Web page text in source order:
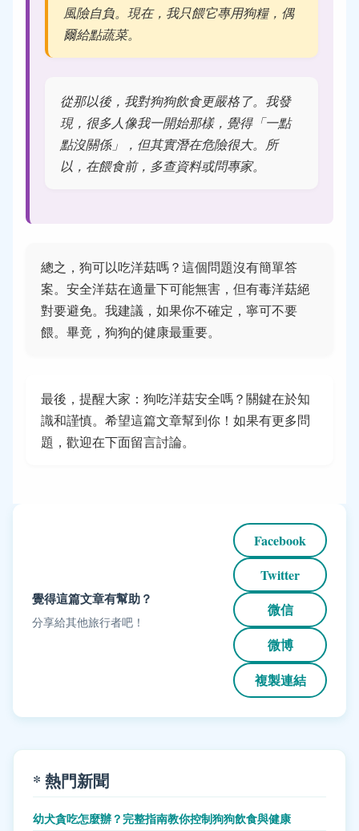
風險自負。現在，我只餵它專用狗糧，偶
爾給點蔬菜。
從那以後，我對狗狗飲食更嚴格了。我發
現，很多人像我一開始那樣，覺得「一點
點沒關係」，但其實潛在危險很大。所
以，在餵食前，多查資料或問專家。
總之，狗可以吃洋菇嗎？這個問題沒有簡單答
案。安全洋菇在適量下可能無害，但有毒洋菇絕
對要避免。我建議，如果你不確定，寧可不要
餵。畢竟，狗狗的健康最重要。
最後，提醒大家：狗吃洋菇安全嗎？關鍵在於知
識和謹慎。希望這篇文章幫到你！如果有更多問
題，歡迎在下面留言討論。
覺得這篇文章有幫助？
分享給其他旅行者吧！
Facebook
Twitter
微信
微博
複製連結
* 熱門新聞
幼犬貪吃怎麼辦？完整指南教你控制狗狗飲食與健康